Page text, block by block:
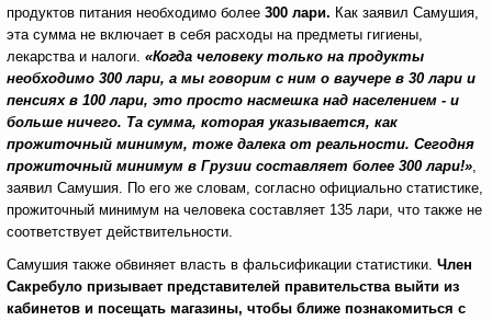
продуктов питания необходимо более 300 лари. Как заявил Самушия,
эта сумма не включает в себя расходы на предметы гигиены,
лекарства и налоги. «Когда человеку только на продукты
необходимо 300 лари, а мы говорим с ним о ваучере в 30 лари и
пенсиях в 100 лари, это просто насмешка над населением - и
больше ничего. Та сумма, которая указывается, как
прожиточный минимум, тоже далека от реальности. Сегодня
прожиточный минимум в Грузии составляет более 300 лари!»,
заявил Самушия. По его же словам, согласно официально статистике,
прожиточный минимум на человека составляет 135 лари, что также не
соответствует действительности.
Самушия также обвиняет власть в фальсификации статистики. Член
Сакребуло призывает представителей правительства выйти из
кабинетов и посещать магазины, чтобы ближе познакомиться с